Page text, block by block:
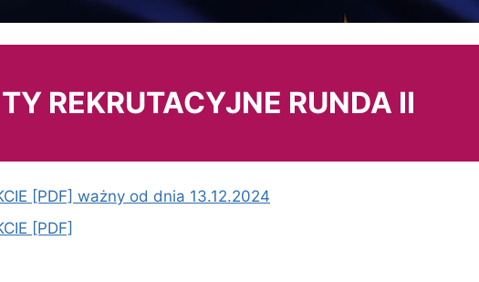
REKRUTACYJNE RUNDA II
[PDF] ważny od dnia 13.12.2024
[PDF]